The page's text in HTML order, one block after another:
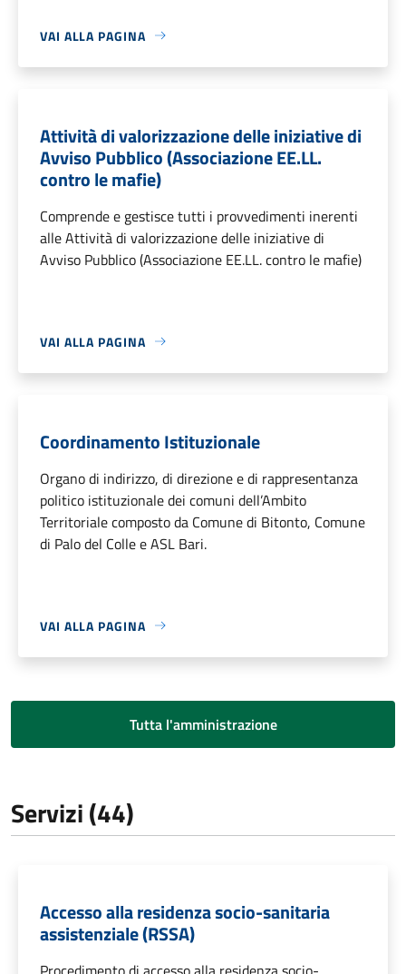
VAI ALLA PAGINA
Attività di valorizzazione delle iniziative di
Avviso Pubblico (Associazione EE.LL.
contro le mafie)
Comprende e gestisce tutti i provvedimenti inerenti
alle Attività di valorizzazione delle iniziative di
Avviso Pubblico (Associazione EE.LL. contro le mafie)
VAI ALLA PAGINA
Coordinamento Istituzionale
Organo di indirizzo, di direzione e di rappresentanza
politico istituzionale dei comuni dell’Ambito
Territoriale composto da Comune di Bitonto, Comune
di Palo del Colle e ASL Bari.
VAI ALLA PAGINA
Tutta l'amministrazione
Servizi (44)
Accesso alla residenza socio-sanitaria
assistenziale (RSSA)